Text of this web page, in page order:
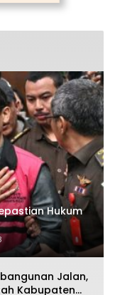
Hukum
Jalan,
Kabupaten